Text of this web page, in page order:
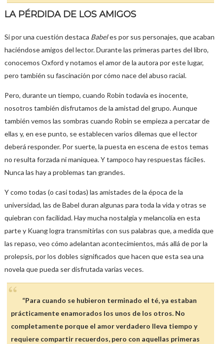
LA PÉRDIDA DE LOS AMIGOS
Si por una cuestión destaca Babeles por sus personajes, que acaban
haciéndose amigos del lector. Durante las primeras partes del libro,
conocemos Oxford y notamos el amor de la autora por este lugar,
pero también su fascinación por cómo nace del abuso racial.
Pero, durante un tiempo, cuando Robin todavía es inocente,
nosotros también disfrutamos de la amistad del grupo. Aunque
también vemos las sombras cuando Robin se empieza a percatar de
ellas y, en ese punto, se establecen varios dilemas que el lector
deberá responder. Por suerte, la puesta en escena de estos temas
no resulta forzada ni maniquea. Y tampoco hay respuestas fáciles.
Nunca las hay a problemas tan grandes.
Y como todas (o casi todas) las amistades de la época de la
universidad, las de Babel duran algunas para toda la vida y otras se
quiebran con facilidad. Hay mucha nostalgia y melancolía en esta
parte y Kuang logra transmitirlas con sus palabras que, a medida que
las repaso, veo cómo adelantan acontecimientos, más allá de por la
prolepsis, por los dobles significados que hacen que esta sea una
novela que pueda ser disfrutada varias veces.
“Para cuando se hubieron terminado el té, ya estaban
prácticamente enamorados los unos de los otros. No
completamente porque el amor verdadero lleva tiempo y
requiere compartir recuerdos, pero con aquellas primeras